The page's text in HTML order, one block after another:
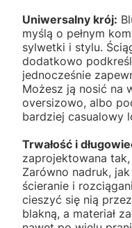
Uniwersalny krój:
myślą o pełnym
sylwetki i stylu.
dodatkowo
jednocześnie
Możesz ją nosić na
oversizowo, albo
bardziej casualowy
Trwałość i
zaprojektowana
Zarówno nadruk,
ścieranie i
cieszyć się nią
blakną, a materiał